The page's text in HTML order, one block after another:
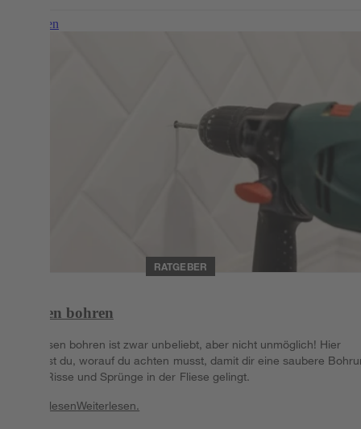
Weiterlesen
RATGEBER
Fliesen bohren
In Fliesen bohren ist zwar unbeliebt, aber nicht unmöglich! Hier
erfährst du, worauf du achten musst, damit dir eine saubere
ohne Risse und Sprünge in der Fliese gelingt.
WeiterlesenWeiterlesen.